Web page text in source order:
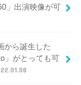
」出演映像が可
から誕生した
」がとっても可